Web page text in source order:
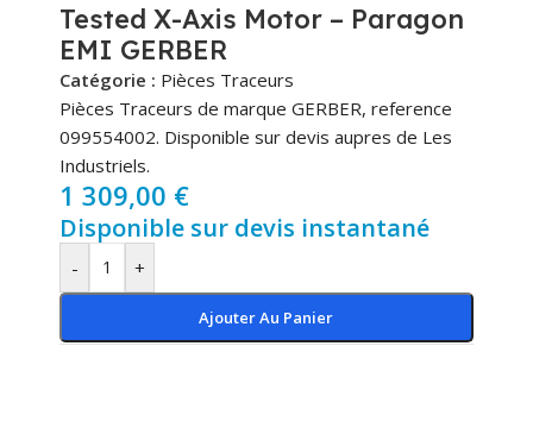
Tested X-Axis Motor – Paragon
EMI GERBER
Catégorie : Pièces Traceurs
Pièces Traceurs de marque GERBER, reference
099554002. Disponible sur devis aupres de Les
Industriels.
1 309,00 €
Disponible sur devis instantané
- +
Ajouter Au Panier